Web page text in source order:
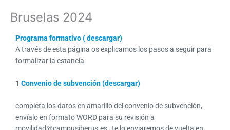
Bruselas 2024
Programa formativo ( descargar)
A través de esta página os explicamos los pasos a seguir para
formalizar la estancia:
1 Convenio de subvención (descargar)
completa los datos en amarillo del convenio de subvención,
envíalo en formato WORD para su revisión a